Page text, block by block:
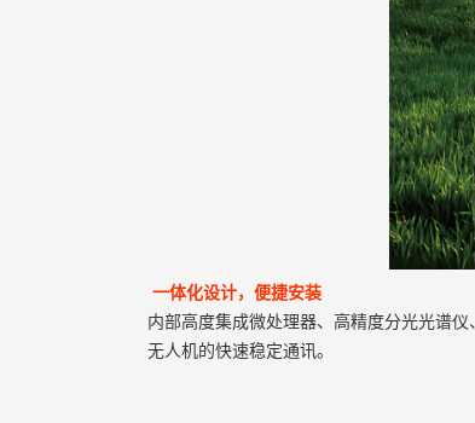
一体化设计，便捷安装
内部高度集成微处理器、高精度分光光谱
无人机的快速稳定通讯。